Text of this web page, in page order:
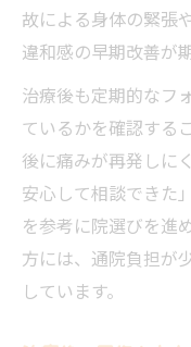
交通事故
交通事故治
納得いく
術
故による身体の緊張
違和感の早期改善が
治療後も定期的なフ
ているかを確認する
後に痛みが再発しに
安心して相談できた
を参考に院選びを進
方には、通院負担が
しています。